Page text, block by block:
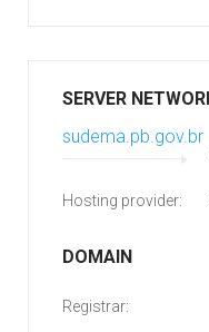
SERVER
sudema.pb.gov.br
Hosting provider:
DOMAIN
Registrar: